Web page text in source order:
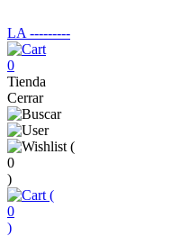
LA ‑‑‑‑‑‑‑‑‑
0
Tienda
Cerrar
(
0
)
(
0
)